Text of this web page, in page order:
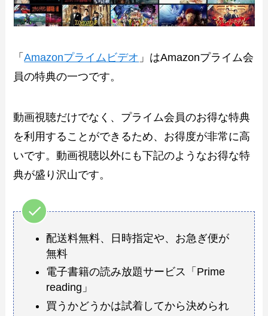
「Amazonプライムビデオ 」はAmazonプライム会
員の特典の一つです。
動画視聴だけでなく、プライム会員のお得な特典
を利用することができるため、お得度が非常に高
いです。動画視聴以外にも下記のようなお得な特
典が盛り沢山です。
配送料無料、日時指定や、お急ぎ便が
無料
電子書籍の読み放題サービス「Prime
reading」
買うかどうかは試着してから決められ